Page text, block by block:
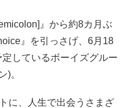
』から約8カ月ぶ
』を引っさげ、6月18
しているボーイズグルー
)。
に、人生で出会うさまざ